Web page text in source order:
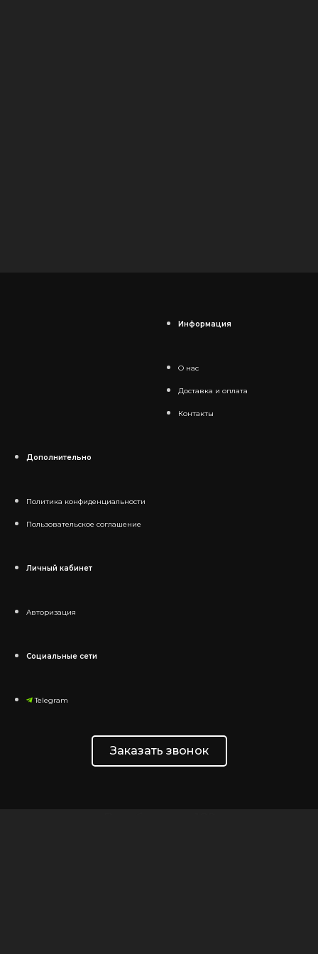
Информация
О нас
Доставка и оплата
Контакты
Дополнительно
Политика конфиденциальности
Пользовательское соглашение
Личный кабинет
Авторизация
Социальные сети
Telegram
Заказать звонок